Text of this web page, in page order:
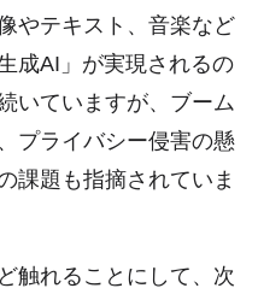
やテキスト、音楽など
成AI」が実現されるの
いていますが、ブーム
プライバシー侵害の懸
課題も指摘されていま
触れることにして、次